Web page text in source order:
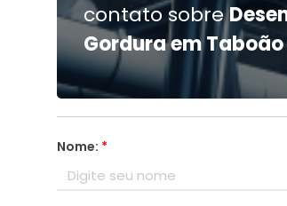
contato sobre
Gordura em
Nome: *